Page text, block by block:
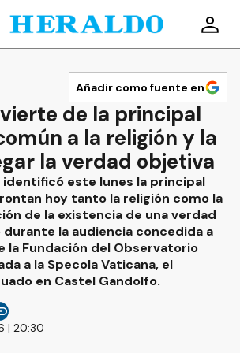
Añadir como fuente en
de la principal
a la religión y la
la verdad objetiva
identificó este lunes la principal
hoy tanto la religión como la
de la existencia de una verdad
durante la audiencia concedida a
la Fundación del Observatorio
a la Specola Vaticana, el
en Castel Gandolfo.
| 20:30